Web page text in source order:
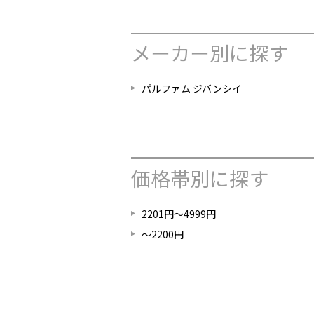
メーカー別に探す
パルファム ジバンシイ
価格帯別に探す
2201円～4999円
～2200円